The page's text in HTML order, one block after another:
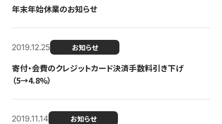
年末年始休業のお知らせ
2019.12.25 お知らせ
寄付・会費のクレジットカード決済手数料引き下げ
（5→4.8%）
2019.11.14 お知らせ